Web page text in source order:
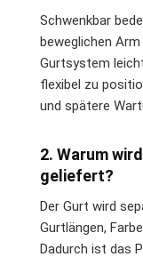
Schwenkbar
beweglichen
Gurtsystem
flexibel zu
und spätere
2. Warum
geliefert?
Der Gurt wird
Gurtlängen,
Dadurch ist das